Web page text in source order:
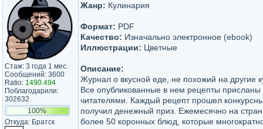
Стаж: 3 года 1 мес.
Сообщений: 3600
Ratio: 1490.494
Поблагодарили:
302632
100%
Откуда: Братск
Жанр: Кулинария
Формат: PDF
Качество: Изначально электронное (ebook)
Иллюстрации: Цветные
Описание:
Журнал о вкусной еде, не похожий на другие
Все опубликованные в нем рецепты
читателями. Каждый рецепт прошел
получил денежный приз. Ежемесячно на
более 50 коронных блюд, которые